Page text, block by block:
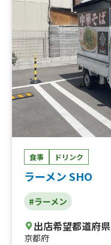
食事 ドリンク
ラーメン SHO
#ラーメン
出店希望都道府県
京都府